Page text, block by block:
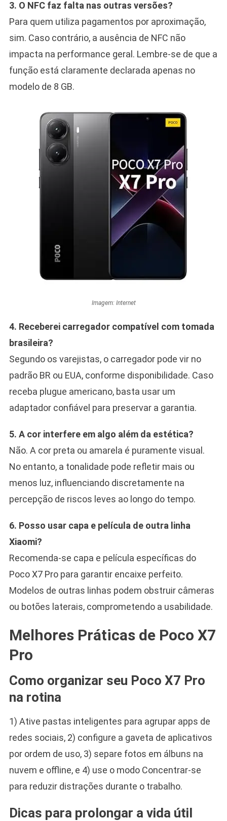
3. O NFC faz falta nas outras versões?
Para quem utiliza pagamentos por aproximação,
sim. Caso contrário, a ausência de NFC não
impacta na performance geral. Lembre-se de que a
função está claramente declarada apenas no
modelo de 8 GB.
Imagem: Internet
4. Receberei carregador compatível com tomada
brasileira?
Segundo os varejistas, o carregador pode vir no
padrão BR ou EUA, conforme disponibilidade. Caso
receba plugue americano, basta usar um
adaptador confiável para preservar a garantia.
5. A cor interfere em algo além da estética?
Não. A cor preta ou amarela é puramente visual.
No entanto, a tonalidade pode refletir mais ou
menos luz, influenciando discretamente na
percepção de riscos leves ao longo do tempo.
6. Posso usar capa e película de outra linha
Xiaomi?
Recomenda-se capa e película específicas do
Poco X7 Pro para garantir encaixe perfeito.
Modelos de outras linhas podem obstruir câmeras
ou botões laterais, comprometendo a usabilidade.
Melhores Práticas de Poco X7
Pro
Como organizar seu Poco X7 Pro
na rotina
1) Ative pastas inteligentes para agrupar apps de
redes sociais, 2) configure a gaveta de aplicativos
por ordem de uso, 3) separe fotos em álbuns na
nuvem e offline, e 4) use o modo Concentrar-se
para reduzir distrações durante o trabalho.
Dicas para prolongar a vida útil